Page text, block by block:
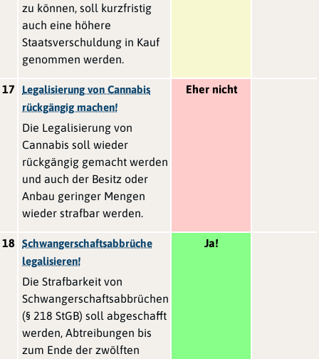
zu können, soll kurzfristig
auch eine höhere
Staatsverschuldung in Kauf
genommen werden.
17
Legalisierung von Cannabis
rückgängig machen!
Die Legalisierung von
Cannabis soll wieder
rückgängig gemacht werden
und auch der Besitz oder
Anbau geringer Mengen
wieder strafbar werden.
Eher nicht
18
Schwangerschaftsabbrüche
legalisieren!
Die Strafbarkeit von
Schwangerschaftsabbrüchen
(§ 218 StGB) soll abgeschafft
werden, Abtreibungen bis
zum Ende der zwölften
Ja!